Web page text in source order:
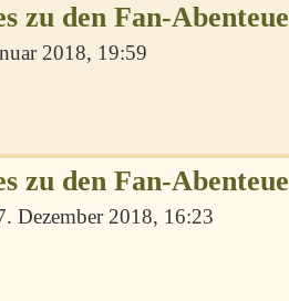
zu den Fan-
2018, 19:59
zu den Fan-
Dezember 2018, 16:23